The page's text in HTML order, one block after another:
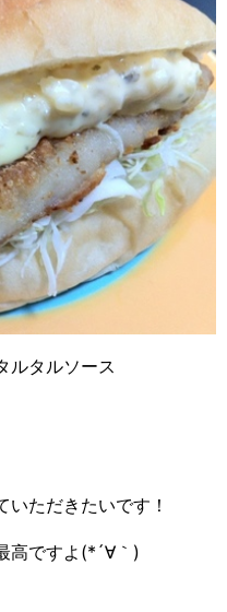
ルタルソース
ただきたいです！
高ですよ(*´∀｀)